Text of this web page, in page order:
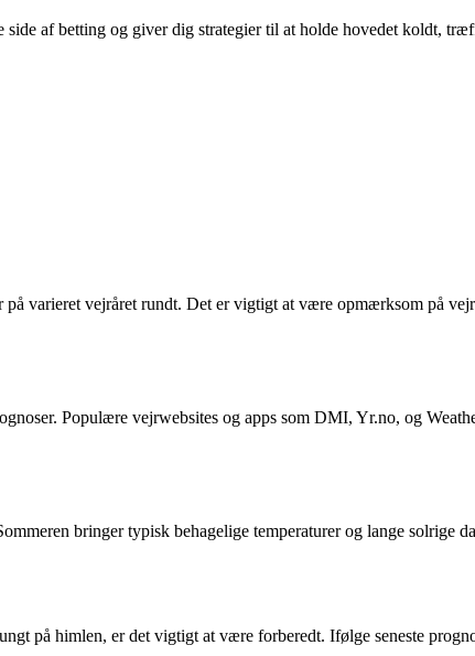
af betting og giver dig strategier til at holde hovedet koldt,
varieret vejråret rundt. Det er vigtigt at være opmærksom på
Populære vejrwebsites og apps som DMI, Yr.no, og
bringer typisk behagelige temperaturer og lange solrige
på himlen, er det vigtigt at være forberedt. Ifølge seneste